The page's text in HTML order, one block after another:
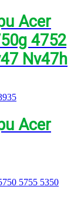
Acer
4752
Nv47h
Acer